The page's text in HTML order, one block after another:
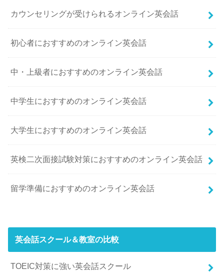
カウンセリングが受けられるオンライン英会話
初心者におすすめのオンライン英会話
中・上級者におすすめのオンライン英会話
中学生におすすめのオンライン英会話
大学生におすすめのオンライン英会話
英検二次面接試験対策におすすめのオンライン英会話
留学準備におすすめのオンライン英会話
英会話スクール＆教室の比較
TOEIC対策に強い英会話スクール